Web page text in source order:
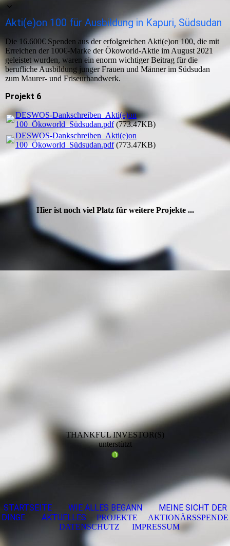
Akti(e)on 100 für Ausbildung in Kapuri, Südsudan
Die 16.600€ Spenden aus der erfolgreichen Akti(e)on 100, die mit
Erreichen der 100€-Marke der Ökoworld-Aktie im August 2021
geleistet wurden, waren ein enorm wichtiger Beitrag für die
berufliche Ausbildung junger Frauen und Männer im Südsudan
zum Maurer- und Friseurhandwerk.
Projekt 6
DESWOS-Dankschreiben_Akti(e)on
100_Ökoworld_Südsudan.pdf(773.47KB)
DESWOS-Dankschreiben_Akti(e)on
100_Ökoworld_Südsudan.pdf(773.47KB)
Hier ist noch viel Platz für weitere Projekte ...
THANKFUL INVESTOR(S)
unterstützt
STARTSEITE WIE ALLES BEGANN
MEINE SICHT DER
DINGE
AKTUELLES PROJEKTE
AKTIONÄRSSPENDE
DATENSCHUTZ
IMPRESSUM